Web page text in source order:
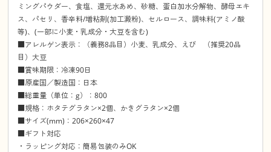
ミングパウダー、食塩、還元水あめ、砂糖、蛋白加水分解物、酵母エキ
ス、パセリ、香辛料/増粘剤(加工澱粉)、セルロース、調味料(アミノ酸
等)、(一部に小麦・乳成分・大豆を含む)
■アレルゲン表示：（義務8品目）小麦、乳成分、えび （推奨20品
目）大豆
■賞味期限：冷凍90日
■原産国／製造国：日本
■総重量（単位：g）：800
■規格：ホタテグラタン×2個、かきグラタン×2個
■サイズ(mm)：206×260×47
■ギフト対応
・ラッピング対応：簡易包装のみOK